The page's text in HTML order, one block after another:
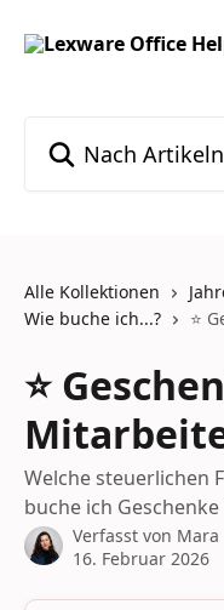
Alle Kollektionen
Wie buche ich...?
⭐️
⭐️
Welche steuerlichen
buche ich
Verfasst von Mara
16. Februar 2026